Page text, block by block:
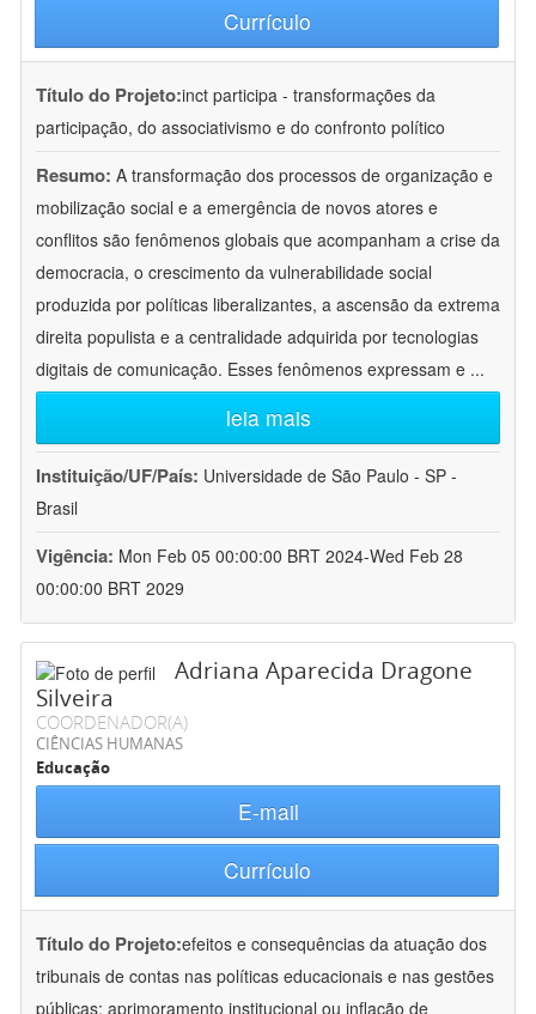
Currículo
Título do Projeto:inct participa - transformações da
participação, do associativismo e do confronto político
Resumo: A transformação dos processos de organização e
mobilização social e a emergência de novos atores e
conflitos são fenômenos globais que acompanham a crise da
democracia, o crescimento da vulnerabilidade social
produzida por políticas liberalizantes, a ascensão da extrema
direita populista e a centralidade adquirida por tecnologias
digitais de comunicação. Esses fenômenos expressam e ...
leia mais
Instituição/UF/País: Universidade de São Paulo - SP -
Brasil
Vigência: Mon Feb 05 00:00:00 BRT 2024-Wed Feb 28
00:00:00 BRT 2029
Adriana Aparecida Dragone
Silveira
COORDENADOR(A)
CIÊNCIAS HUMANAS
Educação
E-mail
Currículo
Título do Projeto:efeitos e consequências da atuação dos
tribunais de contas nas políticas educacionais e nas gestões
públicas: aprimoramento institucional ou inflação de